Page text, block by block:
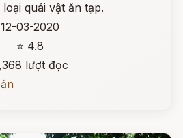
quái vật ăn tạp.
12-03-2020
⭐ 4.8
lượt đọc